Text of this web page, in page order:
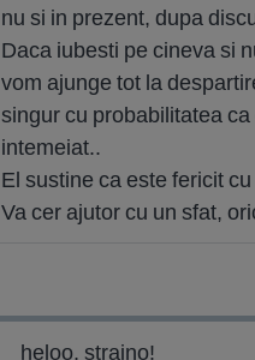
nu si in prezent, dupa
Daca iubesti pe cineva si
vom ajunge tot la
singur cu probabilitatea
intemeiat..
El sustine ca este fericit
Va cer ajutor cu un sfat,
heloo, straino!